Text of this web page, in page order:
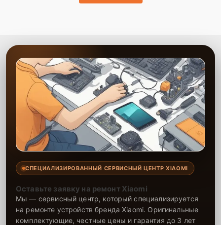
СПЕЦИАЛИЗИРОВАННЫЙ СЕРВИСНЫЙ ЦЕНТР XIAOMI
Оставьте заявку на ремонт Xiaomi
Мы — сервисный центр, который специализируется
на ремонте устройств бренда Xiaomi. Оригинальные
комплектующие, честные цены и гарантия до 3 лет